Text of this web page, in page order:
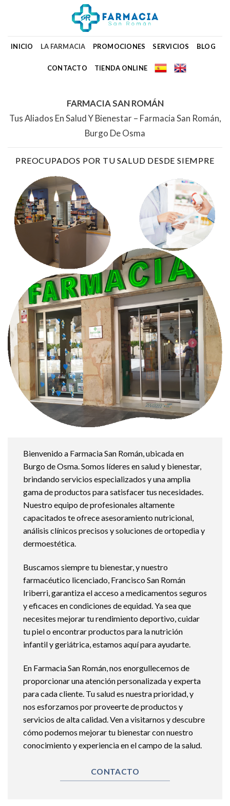
INICIO LA FARMACIA PROMOCIONES SERVICIOS BLOG
CONTACTO TIENDA ONLINE
FARMACIA SAN ROMÁN
Tus Aliados En Salud Y Bienestar – Farmacia San Román,
Burgo De Osma
PREOCUPADOS POR TU SALUD DESDE SIEMPRE
Bienvenido a Farmacia San Román, ubicada en
Burgo de Osma. Somos líderes en salud y bienestar,
brindando servicios especializados y una amplia
gama de productos para satisfacer tus necesidades.
Nuestro equipo de profesionales altamente
capacitados te ofrece asesoramiento nutricional,
análisis clínicos precisos y soluciones de ortopedia y
dermoestética.
Buscamos siempre tu bienestar, y nuestro
farmacéutico licenciado, Francisco San Román
Iriberri, garantiza el acceso a medicamentos seguros
y eficaces en condiciones de equidad. Ya sea que
necesites mejorar tu rendimiento deportivo, cuidar
tu piel o encontrar productos para la nutrición
infantil y geriátrica, estamos aquí para ayudarte.
En Farmacia San Román, nos enorgullecemos de
proporcionar una atención personalizada y experta
para cada cliente. Tu salud es nuestra prioridad, y
nos esforzamos por proveerte de productos y
servicios de alta calidad. Ven a visitarnos y descubre
cómo podemos mejorar tu bienestar con nuestro
conocimiento y experiencia en el campo de la salud.
CONTACTO